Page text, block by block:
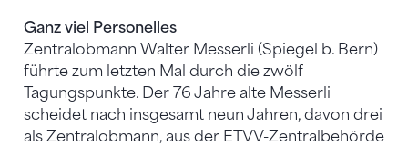
Ganz viel Personelles
Zentralobmann Walter Messerli (Spiegel b. Bern)
führte zum letzten Mal durch die zwölf
Tagungspunkte. Der 76 Jahre alte Messerli
scheidet nach insgesamt neun Jahren, davon drei
als Zentralobmann, aus der ETVV-Zentralbehörde